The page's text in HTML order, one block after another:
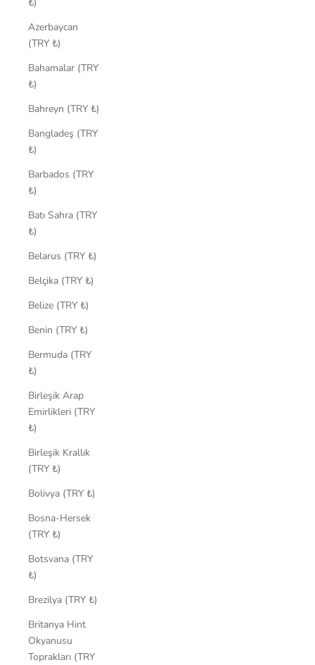
Azerbaycan
(TRY ₺)
Bahamalar (TRY
₺)
Bahreyn (TRY ₺)
Bangladeş (TRY
₺)
Barbados (TRY
₺)
Batı Sahra (TRY
₺)
Belarus (TRY ₺)
Belçika (TRY ₺)
Belize (TRY ₺)
Benin (TRY ₺)
Bermuda (TRY
₺)
Birleşik Arap
Emirlikleri (TRY
₺)
Birleşik Krallık
(TRY ₺)
Bolivya (TRY ₺)
Bosna-Hersek
(TRY ₺)
Botsvana (TRY
₺)
Brezilya (TRY ₺)
Britanya Hint
Okyanusu
Toprakları (TRY